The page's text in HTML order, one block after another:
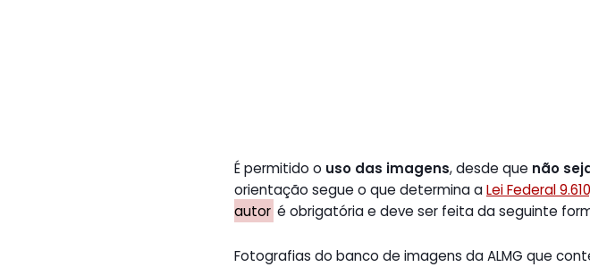
É permitido o uso das imagens, desde que não
orientação segue o que determina aLei Federal
autor é obrigatória e deve ser feita da seguinte
Fotografias do banco de imagens da ALMG que